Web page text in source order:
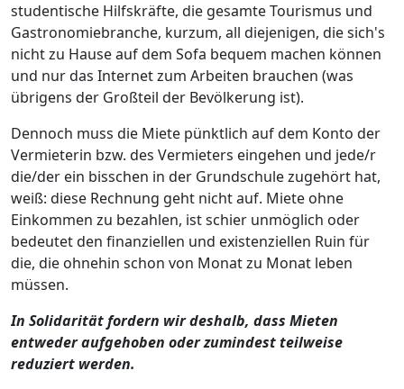
studentische Hilfskräfte, die gesamte Tourismus und
Gastronomiebranche, kurzum, all diejenigen, die sich's
nicht zu Hause auf dem Sofa bequem machen können
und nur das Internet zum Arbeiten brauchen (was
übrigens der Großteil der Bevölkerung ist).
Dennoch muss die Miete pünktlich auf dem Konto der
Vermieterin bzw. des Vermieters eingehen und jede/r
die/der ein bisschen in der Grundschule zugehört hat,
weiß: diese Rechnung geht nicht auf. Miete ohne
Einkommen zu bezahlen, ist schier unmöglich oder
bedeutet den finanziellen und existenziellen Ruin für
die, die ohnehin schon von Monat zu Monat leben
müssen.
In Solidarität fordern wir deshalb, dass Mieten
entweder aufgehoben oder zumindest teilweise
reduziert werden.